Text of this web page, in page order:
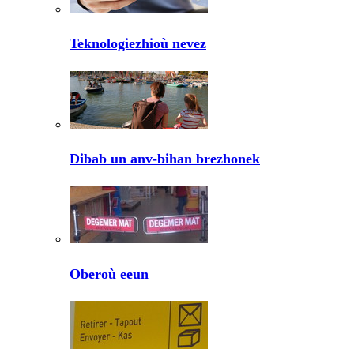
Teknologiezhioù nevez
Dibab un anv-bihan brezhonek
Oberoù eeun